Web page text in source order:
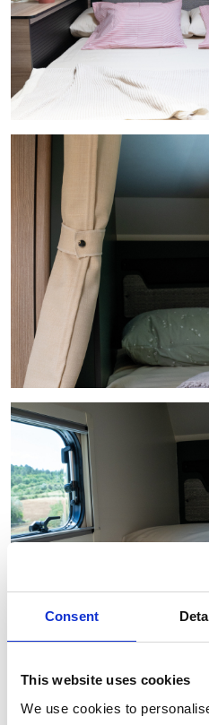
Consent
This website uses cookies
We use cookies to